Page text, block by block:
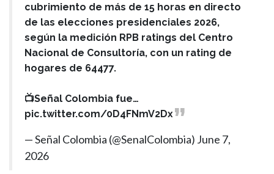
cubrimiento de más de 15 horas en directo
de las elecciones presidenciales 2026,
según la medición RPB ratings del Centro
Nacional de Consultoría, con un rating de
hogares de 64477.
📺Señal Colombia fue…
pic.twitter.com/0D4FNmV2Dx
— Señal Colombia (@SenalColombia) June 7,
2026